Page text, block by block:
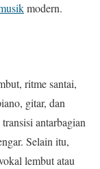
modern.
ritme santai,
gitar, dan
antarbagian
Selain itu,
lembut atau